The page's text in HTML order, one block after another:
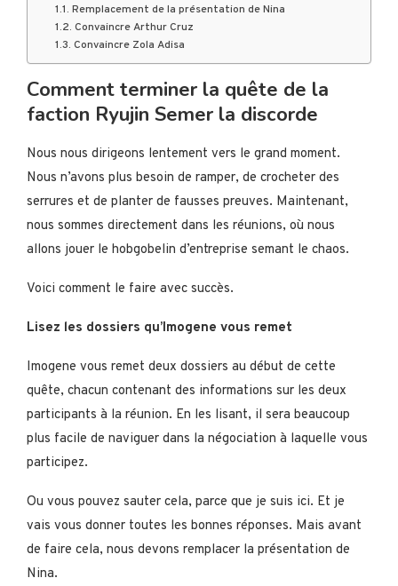
Remplacement de la présentation de Nina
Convaincre Arthur Cruz
Convaincre Zola Adisa
Comment terminer la quête de la
faction Ryujin Semer la discorde
Nous nous dirigeons lentement vers le grand moment.
Nous n’avons plus besoin de ramper, de crocheter des
serrures et de planter de fausses preuves. Maintenant,
nous sommes directement dans les réunions, où nous
allons jouer le hobgobelin d’entreprise semant le chaos.
Voici comment le faire avec succès.
Lisez les dossiers qu’Imogene vous remet
Imogene vous remet deux dossiers au début de cette
quête, chacun contenant des informations sur les deux
participants à la réunion. En les lisant, il sera beaucoup
plus facile de naviguer dans la négociation à laquelle vous
participez.
Ou vous pouvez sauter cela, parce que je suis ici. Et je
vais vous donner toutes les bonnes réponses. Mais avant
de faire cela, nous devons remplacer la présentation de
Nina.